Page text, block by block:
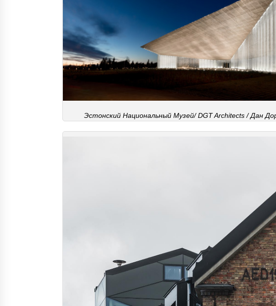
Эстонский Национальный Музей/ DGT Architects / Дан